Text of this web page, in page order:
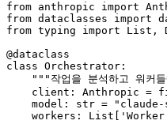
from anthropic import
from dataclasses import
from typing import List ,
@dataclass
class Orchestrator :
"""작업을 분석하고 워커
client: Anthropic =
    model:
str =
"claude-
    workers:
List